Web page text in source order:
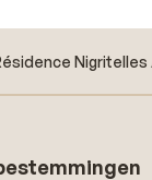
Nigritelles